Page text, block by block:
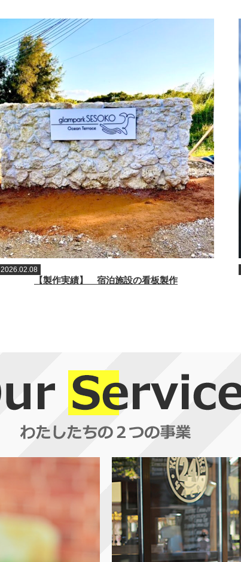
2026.02.08
【製作実績】 宿泊施設の看板製作